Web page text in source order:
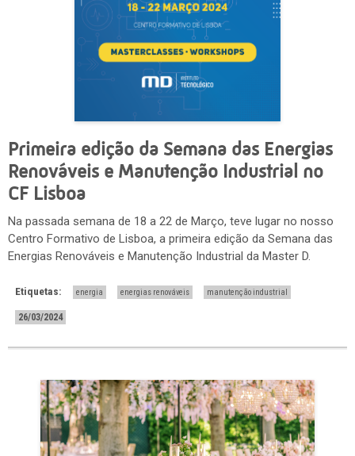
Primeira edição da Semana das Energias
Renováveis e Manutenção Industrial no
CF Lisboa
Na passada semana de 18 a 22 de Março, teve lugar no nosso
Centro Formativo de Lisboa, a primeira edição da Semana das
Energias Renováveis e Manutenção Industrial da Master D.
Etiquetas: energia energias renováveis manutenção industrial
26/03/2024